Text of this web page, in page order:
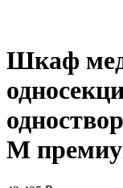
Шкаф
М